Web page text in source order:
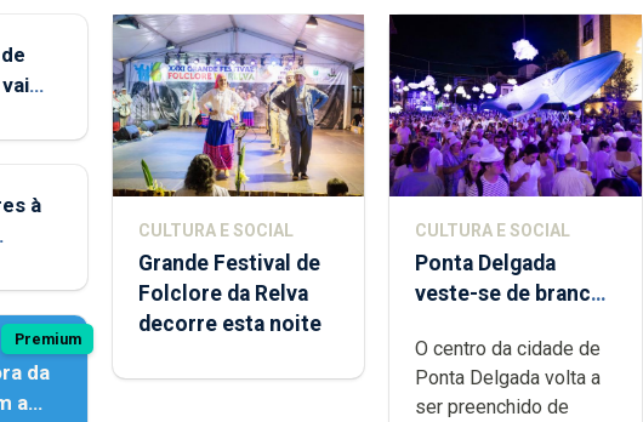
à
Premium
da
a
CULTURA E SOCIAL
Grande Festival de
Folclore da Relva
decorre esta noite
CULTURA E SOCIAL
Ponta Delgada
veste-se de branco
O centro da cidade de
Ponta Delgada volta a
ser preenchido de